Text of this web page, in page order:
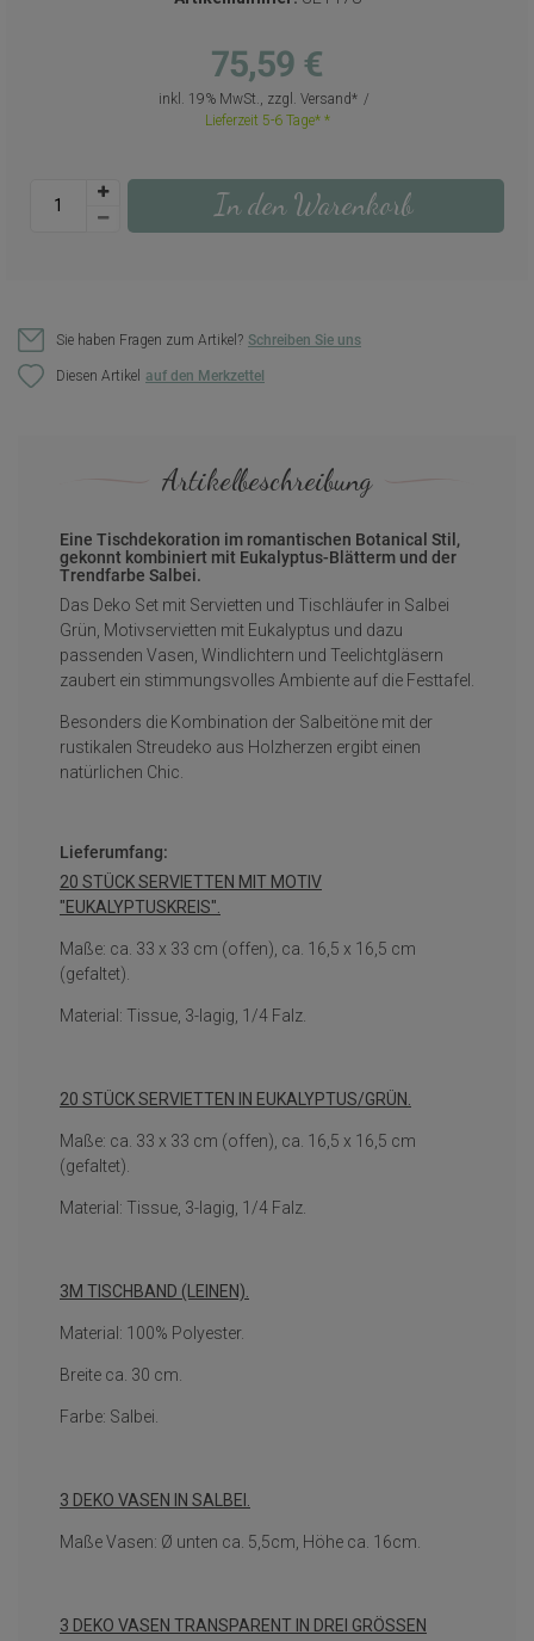
75,59 €
inkl. 19% MwSt., zzgl. Versand
Lieferzeit 5-6 Tage*
In den Warenkorb
Sie haben Fragen zum Artikel? Schreiben Sie uns
Diesen Artikel
Artikelbeschreibung
Eine Tischdekoration im romantischen Botanical Stil,
gekonnt kombiniert mit Eukalyptus-Blätterm und der
Trendfarbe Salbei.
Das Deko Set mit Servietten und Tischläufer in Salbei
Grün, Motivservietten mit Eukalyptus und dazu
passenden Vasen, Windlichtern und Teelichtgläsern
zaubert ein stimmungsvolles Ambiente auf die Festtafel.
Besonders die Kombination der Salbeitöne mit der
rustikalen Streudeko aus Holzherzen ergibt einen
natürlichen Chic.
Lieferumfang:
20 STÜCK SERVIETTEN MIT MOTIV
"EUKALYPTUSKREIS".
Maße: ca. 33 x 33 cm (offen), ca. 16,5 x 16,5 cm
(gefaltet).
Material: Tissue, 3-lagig, 1/4 Falz.
20 STÜCK SERVIETTEN IN EUKALYPTUS/GRÜN.
Maße: ca. 33 x 33 cm (offen), ca. 16,5 x 16,5 cm
(gefaltet).
Material: Tissue, 3-lagig, 1/4 Falz.
3M TISCHBAND (LEINEN).
Material: 100% Polyester.
Breite ca. 30 cm.
Farbe: Salbei.
3 DEKO VASEN IN SALBEI.
Maße Vasen: Ø unten ca. 5,5cm, Höhe ca. 16cm.
3 DEKO VASEN TRANSPARENT IN DREI GRÖSSEN